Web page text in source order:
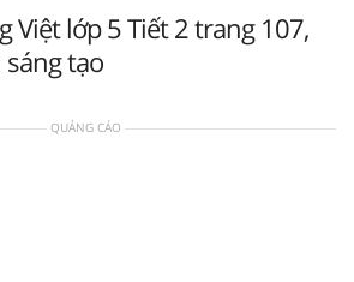
Việt lớp 5 Tiết 2 trang 107,
tạo
QUẢNG CÁO